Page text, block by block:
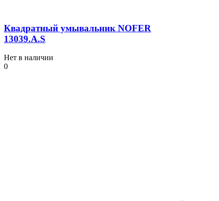
Квадратный умывальник NOFER
13039.A.S
Нет в наличии
0